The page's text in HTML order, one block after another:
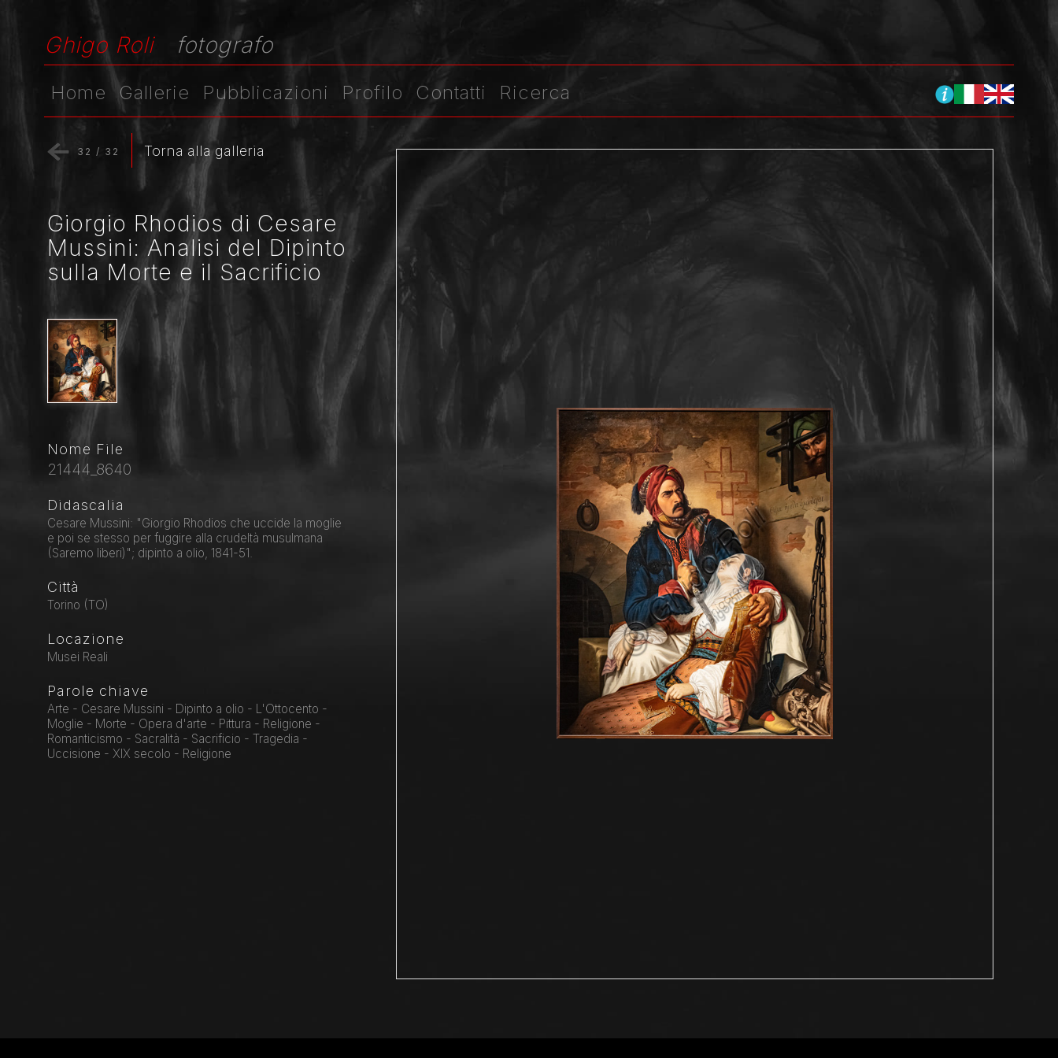
Ghigo Roli fotografo
Home Gallerie Pubblicazioni Profilo Contatti Ricerca
32 / 32 Torna alla galleria
Giorgio Rhodios di Cesare
Mussini: Analisi del Dipinto
sulla Morte e il Sacrificio
Nome File
21444_8640
Didascalia
Cesare Mussini: "Giorgio Rhodios che uccide la moglie
e poi se stesso per fuggire alla crudeltà musulmana
(Saremo liberi)"; dipinto a olio, 1841-51.
Città
Torino (TO)
Locazione
Musei Reali
Parole chiave
Arte - Cesare Mussini - Dipinto a olio - L'Ottocento -
Moglie - Morte - Opera d'arte - Pittura - Religione -
Romanticismo - Sacralità - Sacrificio - Tragedia -
Uccisione - XIX secolo - Religione